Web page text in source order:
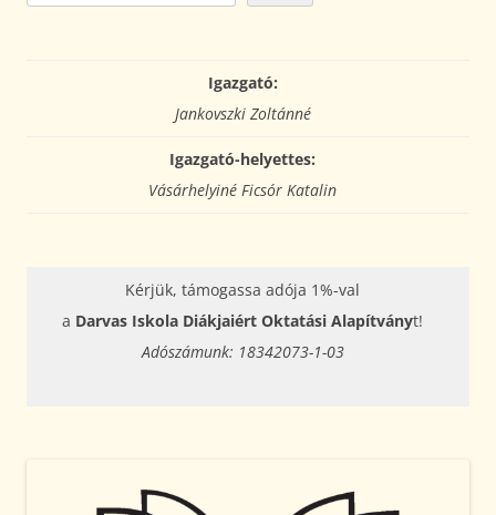
Igazgató:
Jankovszki Zoltánné
Igazgató-helyettes:
Vásárhelyiné Ficsór Katalin
Kérjük, támogassa adója 1%-val
a Darvas Iskola Diákjaiért Oktatási Alapítványt!
Adószámunk: 18342073-1-03